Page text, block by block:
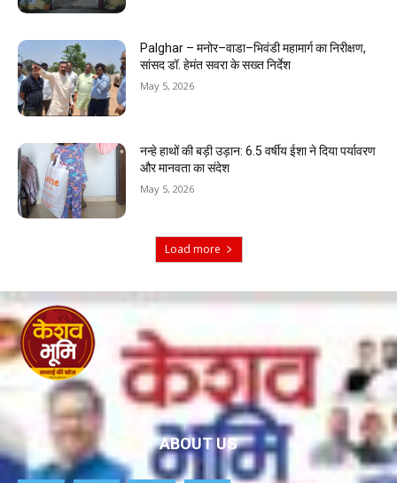
Palghar – मनोर–वाडा–भिवंडी महामार्ग का निरीक्षण,
सांसद डॉ. हेमंत सवरा के सख्त निर्देश
May 5, 2026
नन्हे हाथों की बड़ी उड़ान: 6.5 वर्षीय ईशा ने दिया पर्यावरण
और मानवता का संदेश
May 5, 2026
Load more
ABOUT US